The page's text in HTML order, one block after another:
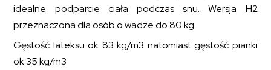
idealne podparcie ciała podczas snu. Wersja H2
przeznaczona dla osób o wadze do 80 kg.
Gęstość lateksu ok 83 kg/m3 natomiast gęstość pianki
ok 35 kg/m3